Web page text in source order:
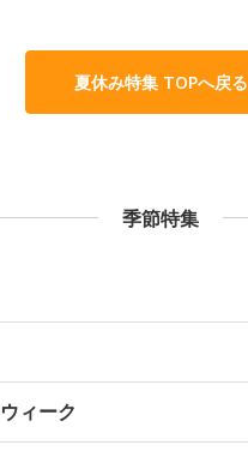
夏休み特集 TOPへ戻る
季節特集
ィーク